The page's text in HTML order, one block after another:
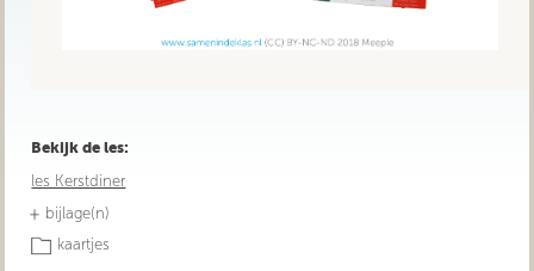
Bekijk de les:
les Kerstdiner
bijlage(n)
kaartjes